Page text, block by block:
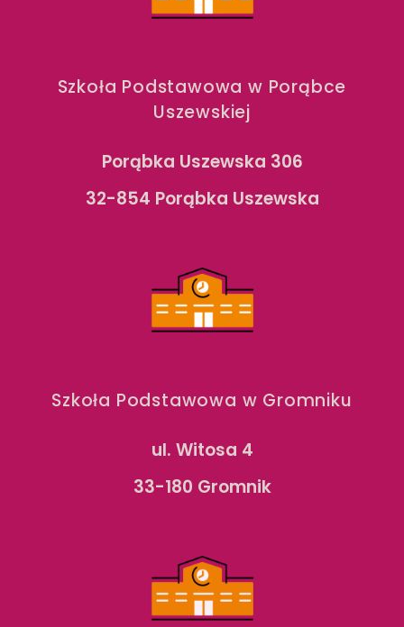
Szkoła Podstawowa w Porąbce
Uszewskiej
Porąbka Uszewska 306
32-854 Porąbka Uszewska
Szkoła Podstawowa w Gromniku
ul. Witosa 4
33-180 Gromnik